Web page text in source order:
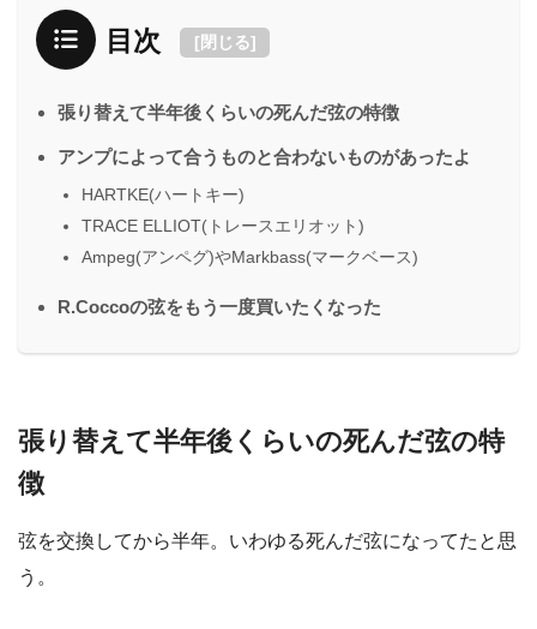
目次 [閉じる]
張り替えて半年後くらいの死んだ弦の特徴
アンプによって合うものと合わないものがあったよ
HARTKE(ハートキー)
TRACE ELLIOT(トレースエリオット)
Ampeg(アンペグ)やMarkbass(マークベース)
R.Coccoの弦をもう一度買いたくなった
張り替えて半年後くらいの死んだ弦の特
徴
弦を交換してから半年。いわゆる死んだ弦になってたと思
う。